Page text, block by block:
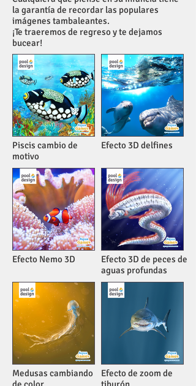
la garantía de recordar las populares
imágenes tambaleantes.
¡Te traeremos de regreso y te dejamos
bucear!
Piscis cambio de
motivo
Efecto 3D delfines
Efecto Nemo 3D
Efecto 3D de peces de
aguas profundas
Medusas cambiando
Efecto de zoom de